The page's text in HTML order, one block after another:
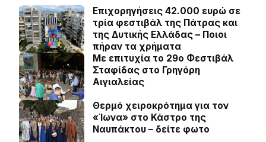
Επιχορηγήσεις 42.000 ευρώ σε
τρία φεστιβάλ της Πάτρας και
της Δυτικής Ελλάδας – Ποιοι
πήραν τα χρήματα
Με επιτυχία το 29ο Φεστιβάλ
Σταφίδας στο Γρηγόρη
Aιγιαλείας
Θερμό χειροκρότημα για τον
«Ίωνα» στο Κάστρο της
Ναυπάκτου – δείτε φωτο